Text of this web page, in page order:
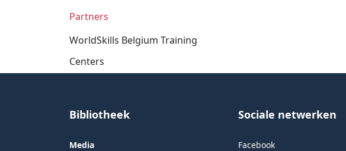
Partners
WorldSkills Belgium Training
Centers
Bibliotheek
Media
Sociale netwerken
Facebook